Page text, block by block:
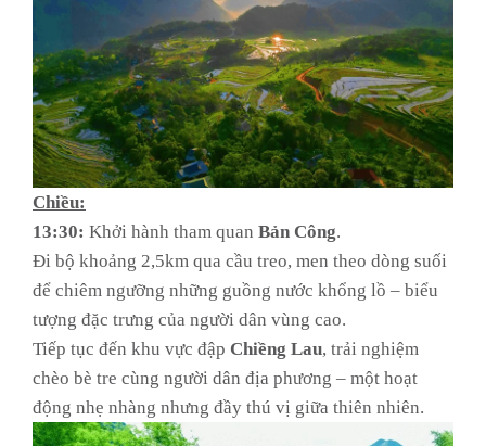
Chiều:
13:30: Khởi hành tham quan Bản Công.
Đi bộ khoảng 2,5km qua cầu treo, men theo dòng suối
để chiêm ngưỡng những guồng nước khổng lồ – biểu
tượng đặc trưng của người dân vùng cao.
Tiếp tục đến khu vực đập Chiềng Lau, trải nghiệm
chèo bè tre cùng người dân địa phương – một hoạt
động nhẹ nhàng nhưng đầy thú vị giữa thiên nhiên.